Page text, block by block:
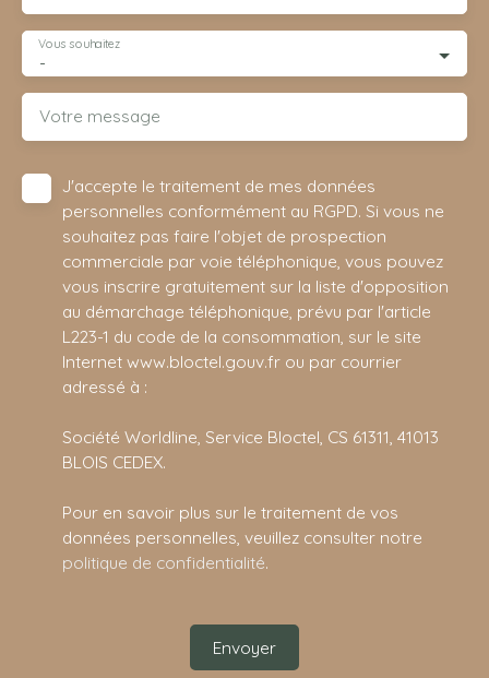
-
Vous souhaitez
Votre message
J'accepte le traitement de mes données
personnelles conformément au RGPD. Si vous ne
souhaitez pas faire l'objet de prospection
commerciale par voie téléphonique, vous pouvez
vous inscrire gratuitement sur la liste d'opposition
au démarchage téléphonique, prévu par l'article
L223-1 du code de la consommation, sur le site
Internet www.bloctel.gouv.fr ou par courrier
adressé à :
Société Worldline, Service Bloctel, CS 61311, 41013
BLOIS CEDEX.
Pour en savoir plus sur le traitement de vos
données personnelles, veuillez consulter notre
politique de confidentialité.
Envoyer